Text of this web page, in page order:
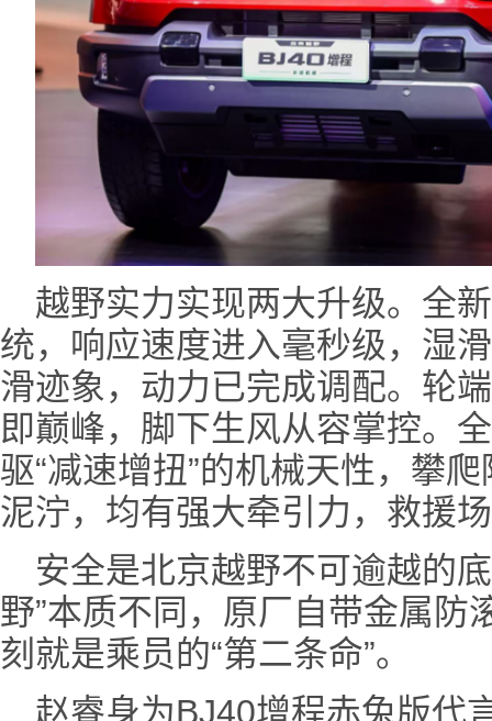
越野实力实现两大升级。全
统，响应速度进入毫秒级，湿
滑迹象，动力已完成调配。轮
即巅峰，脚下生风从容掌控。
驱“减速增扭”的机械天性，攀
泥泞，均有强大牵引力，救援
安全是北京越野不可逾越的
野”本质不同，原厂自带金属防
刻就是乘员的“第二条命”。
赵睿身为BJ40增程赤兔版代